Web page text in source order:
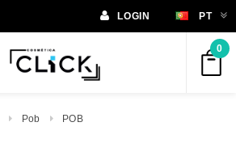
LOGIN PT
0
Pob POB